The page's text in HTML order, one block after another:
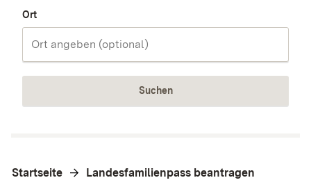
Ort
Suchen
Startseite Landesfamilienpass beantragen